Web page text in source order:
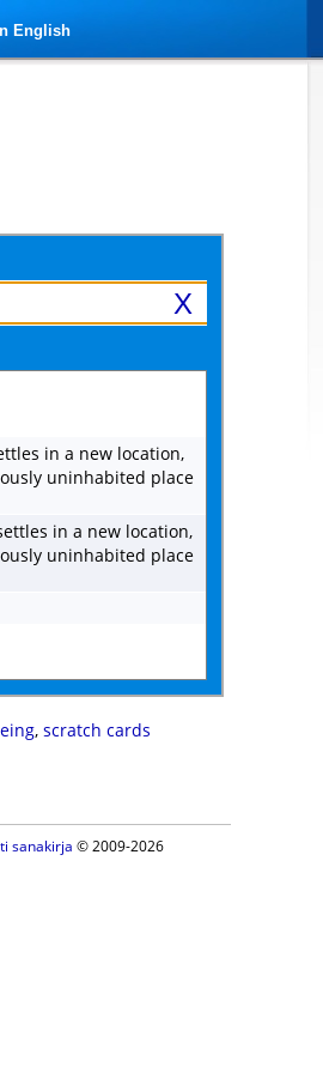
In English
X
in a new location,
uninhabited place
in a new location,
uninhabited place
, scratch cards
sanakirja © 2009-2026